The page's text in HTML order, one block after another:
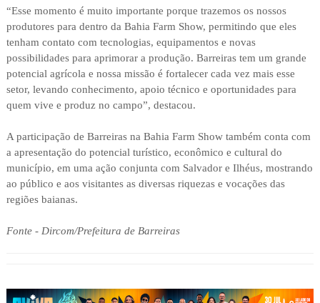
“Esse momento é muito importante porque trazemos os nossos
produtores para dentro da Bahia Farm Show, permitindo que eles
tenham contato com tecnologias, equipamentos e novas
possibilidades para aprimorar a produção. Barreiras tem um grande
potencial agrícola e nossa missão é fortalecer cada vez mais esse
setor, levando conhecimento, apoio técnico e oportunidades para
quem vive e produz no campo”, destacou.
A participação de Barreiras na Bahia Farm Show também conta com
a apresentação do potencial turístico, econômico e cultural do
município, em uma ação conjunta com Salvador e Ilhéus, mostrando
ao público e aos visitantes as diversas riquezas e vocações das
regiões baianas.
Fonte - Dircom/Prefeitura de Barreiras